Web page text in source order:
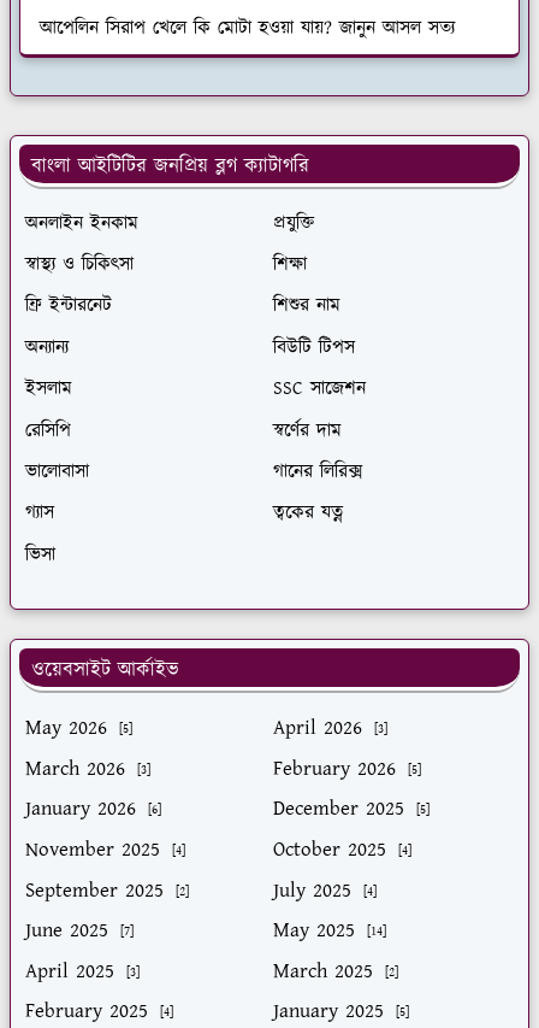
আপেলিন সিরাপ খেলে কি মোটা হওয়া যায়? জানুন আসল সত্য
বাংলা আইটিটির জনপ্রিয় ব্লগ ক্যাটাগরি
অনলাইন ইনকাম
প্রযুক্তি
স্বাস্থ্য ও চিকিৎসা
শিক্ষা
ফ্রি ইন্টারনেট
শিশুর নাম
অন্যান্য
বিউটি টিপস
ইসলাম
SSC সাজেশন
রেসিপি
স্বর্ণের দাম
ভালোবাসা
গানের লিরিক্স
গ্যাস
ত্বকের যত্ন
ভিসা
ওয়েবসাইট আর্কাইভ
May 2026
[5] April 2026 [3]
March 2026 [3] February 2026 [5]
January 2026 [6] December 2025 [5]
November 2025 [4] October 2025 [4]
September 2025 [2] July 2025 [4]
June 2025 [7] May 2025 [14]
April 2025 [3] March 2025 [2]
February 2025 [4] January 2025 [5]